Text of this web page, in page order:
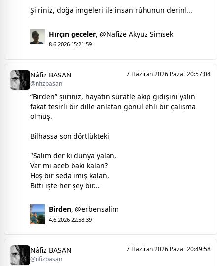
Şiiriniz, doğa imgeleri ile insan rûhunun derinl...
Hırçın geceler, @Nafize Akyuz Simsek
8.6.2026 15:21:59
Nâfiz BASAN
@nfizbasan
7 Haziran 2026 Pazar 20:57:04
“Birden” şiiriniz, hayatın süratle akıp gidişini yalın
fakat tesirli bir dille anlatan gönül ehli bir çalışma
olmuş.
Bilhassa son dörtlükteki:
"Salim der ki dünya yalan,
Var mı aceb baki kalan?
Hoş bir seda imiş kalan,
Bitti işte her şey bir...
Birden, @erbensalim
4.6.2026 22:58:39
Nâfiz BASAN
@nfizbasan
7 Haziran 2026 Pazar 20:49:58